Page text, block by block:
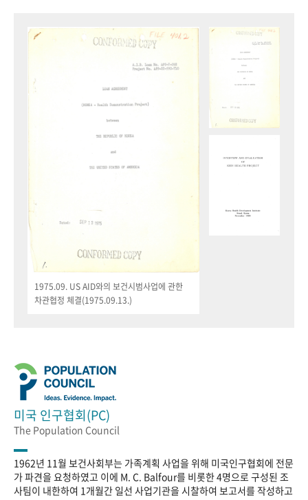
1975.09. US AID와의 보건시범사업에 관한
차관협정 체결(1975.09.13.)
미국 인구협회(PC)
The Population Council
1962년 11월 보건사회부는 가족계획 사업을 위해 미국인구협회에 전문
가 파견을 요청하였고 이에 M. C. Balfour를 비롯한 4명으로 구성된 조
사팀이 내한하여 1개월간 일선 사업기관을 시찰하여 보고서를 작성하고